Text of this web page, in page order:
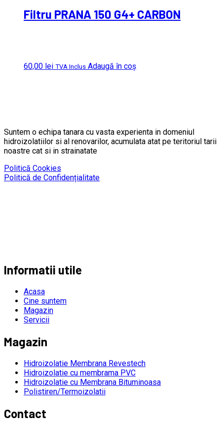
Filtru PRANA 150 G4+ CARBON
60,00 lei TVA Inclus Adaugă în coș
Suntem o echipa tanara cu vasta experienta in domeniul
hidroizolatiilor si al renovarilor, acumulata atat pe teritoriul tarii
noastre cat si in strainatate
Politică Cookies
Politică de Confidențialitate
Informatii utile
Acasa
Cine suntem
Magazin
Servicii
Magazin
Hidroizolatie Membrana Revestech
Hidroizolatie cu membrama PVC
Hidroizolatie cu Membrana Bituminoasa
Polistiren/Termoizolatii
Contact